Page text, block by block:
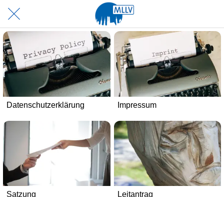
Datenschutzerklärung Impressum
Satzung Leitantrag